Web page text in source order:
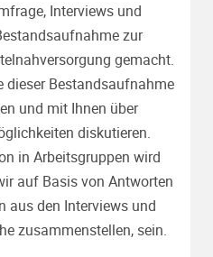
Interviews und
zur
gemacht.
dieser Bestandsaufnahme
und mit Ihnen über
diskutieren.
in Arbeitsgruppen wird
auf Basis von Antworten
aus den Interviews und
zusammenstellen, sein.